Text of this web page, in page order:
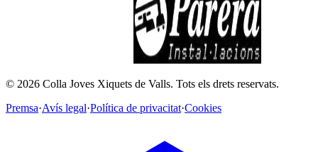
© 2026 Colla Joves Xiquets de Valls. Tots els drets reservats.
Premsa·Avís legal·Política de privacitat·Cookies